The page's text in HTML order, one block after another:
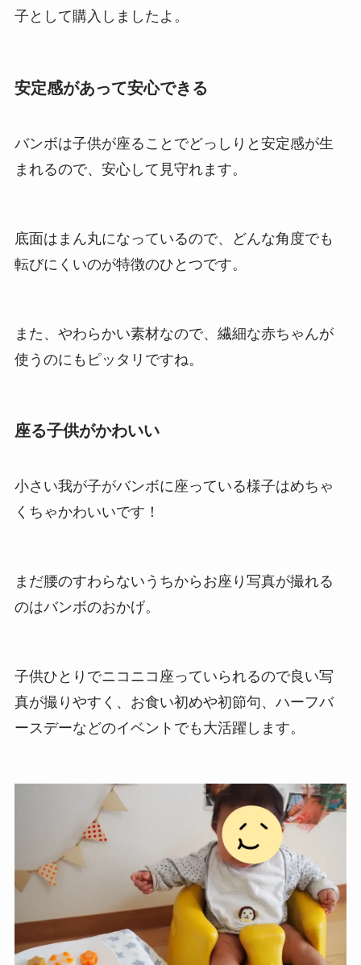
子として購入しましたよ。
安定感があって安心できる
バンボは子供が座ることでどっしりと安定感が生
まれるので、安心して見守れます。
底面はまん丸になっているので、どんな角度でも
転びにくいのが特徴のひとつです。
また、やわらかい素材なので、繊細な赤ちゃんが
使うのにもピッタリですね。
座る子供がかわいい
小さい我が子がバンボに座っている様子はめちゃ
くちゃかわいいです！
まだ腰のすわらないうちからお座り写真が撮れる
のはバンボのおかげ。
子供ひとりでニコニコ座っていられるので良い写
真が撮りやすく、お食い初めや初節句、ハーフバ
ースデーなどのイベントでも大活躍します。